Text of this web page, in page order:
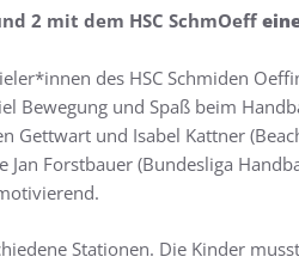
2 mit dem HSC SchmOeff
des HSC Schmiden
Bewegung und Spaß beim
Gettwart und Isabel Kattner
Forstbauer (Bundesliga
Stationen. Die Kinder